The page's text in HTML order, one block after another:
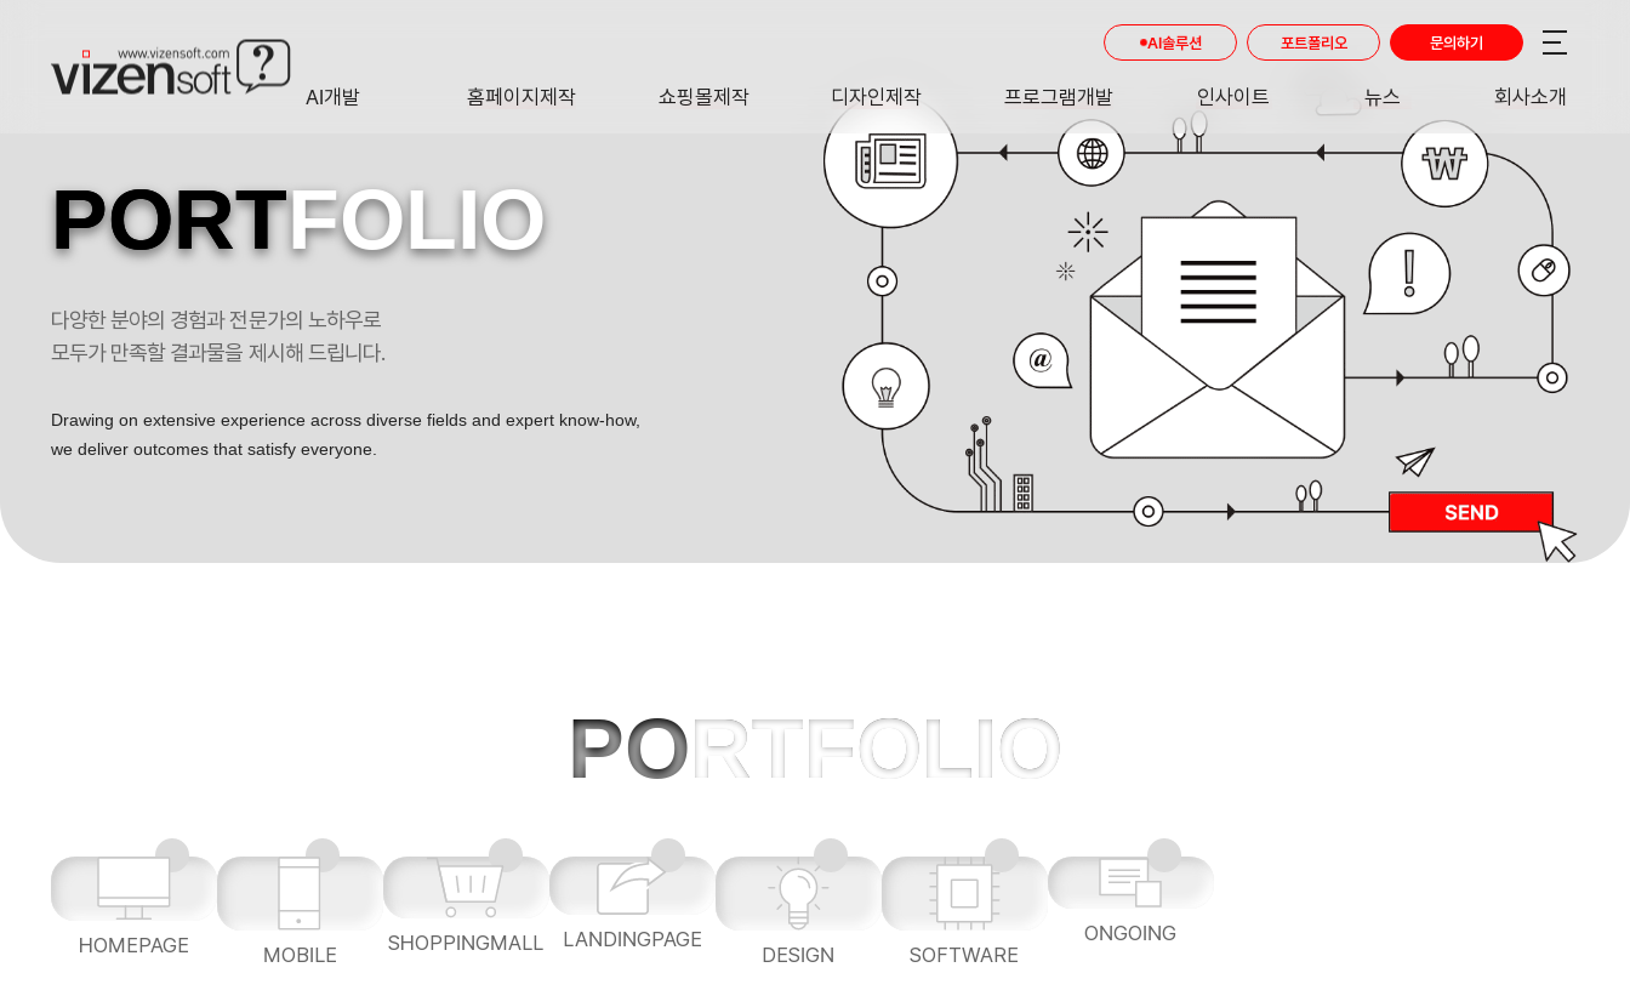
AI개발 홈페이지제작 쇼핑몰제작 디자인제작
DESIGN
프로그램개발
SOFTWARE
인사이트
INSIGHT
뉴스
NEWS
회사소개
AI솔루션 포트폴리오 문의하기
파라뮤직 반응형 포트폴리오
PORTFOLIO
다양한 분야의 경험과 전문가의 노하우로
모두가 만족할 결과물을 제시해 드립니다.
Drawing on extensive experience across diverse fields and expert know-how,
we deliver outcomes that satisfy everyone.
PORTFOLIO
HOMEPAGE MOBILE SHOPPINGMALL LANDINGPAGE
DESIGN SOFTWARE
ONGOING